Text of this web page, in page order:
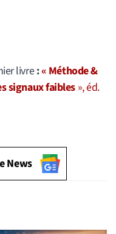
livre:« Méthode &
signaux faibles », éd.
News